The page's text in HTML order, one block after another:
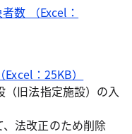
数 （Excel：
：25KB）
旧法指定施設）の入
改正のため削除